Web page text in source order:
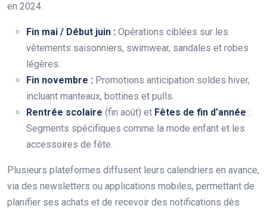
en 2024.
Fin mai / Début juin : Opérations ciblées sur les
vêtements saisonniers, swimwear, sandales et robes
légères.
Fin novembre : Promotions anticipation soldes hiver,
incluant manteaux, bottines et pulls.
Rentrée scolaire (fin août) et Fêtes de fin d’année :
Segments spécifiques comme la mode enfant et les
accessoires de fête.
Plusieurs plateformes diffusent leurs calendriers en avance,
via des newsletters ou applications mobiles, permettant de
planifier ses achats et de recevoir des notifications dès